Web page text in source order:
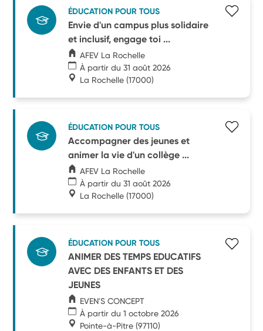
ÉDUCATION POUR TOUS
Envie d'un campus plus solidaire
et inclusif, engage toi ...
AFEV La Rochelle
À partir du 31 août 2026
La Rochelle (17000)
ÉDUCATION POUR TOUS
Accompagner des jeunes et
animer la vie d'un collège ...
AFEV La Rochelle
À partir du 31 août 2026
La Rochelle (17000)
ÉDUCATION POUR TOUS
ANIMER DES TEMPS EDUCATIFS
AVEC DES ENFANTS ET DES
JEUNES
EVEN'S CONCEPT
À partir du 1 octobre 2026
Pointe-à-Pitre (97110)